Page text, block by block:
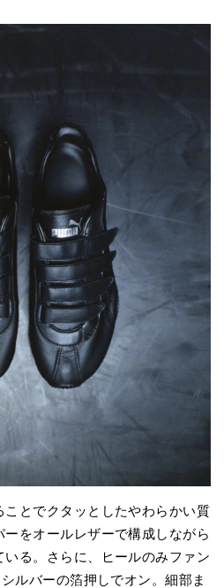
とでクタッとしたやわらかい質
をオールレザーで構成しながら
る。さらに、ヒールのみファン
ルバーの箔押しでオン。細部ま